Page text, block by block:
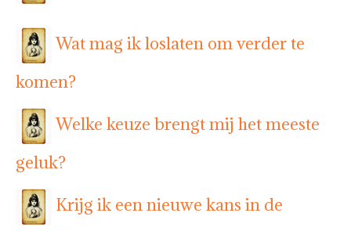
Wat mag ik loslaten om verder te
komen?
Welke keuze brengt mij het meeste
geluk?
Krijg ik een nieuwe kans in de